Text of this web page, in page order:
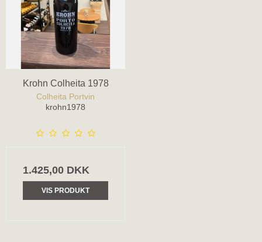
Krohn Colheita 1978
Colheita Portvin
krohn1978
1.425,00 DKK
VIS PRODUKT